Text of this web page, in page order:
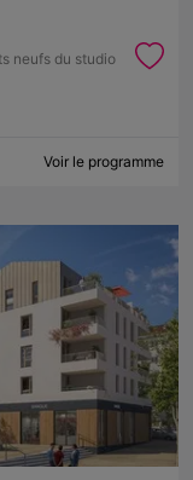
neufs du studio
Voir le programme